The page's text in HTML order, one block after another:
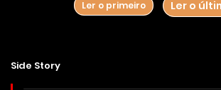
Ler o primeiro Ler o
Side Story